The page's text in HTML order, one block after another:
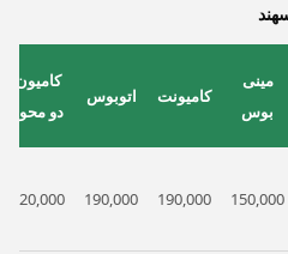
مینی
بوس
کامیونت اتوبوس
کامیون
دو محور
150,000
190,000
190,000
220,000